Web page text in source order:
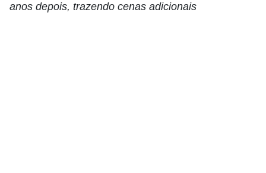
anos depois, trazendo cenas adicionais